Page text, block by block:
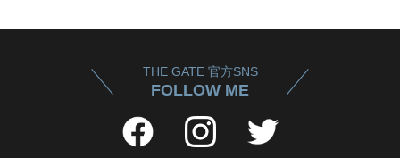
THE GATE 官方SNS
FOLLOW ME